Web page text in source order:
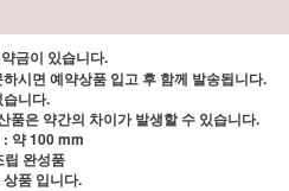
금이 있습니다.
시면 예약상품 입고 후 함께 발송됩니다.
니다.
품은 약간의 차이가 발생할 수 있습니다.
: 약 100 mm
립 완성품
품 입니다.